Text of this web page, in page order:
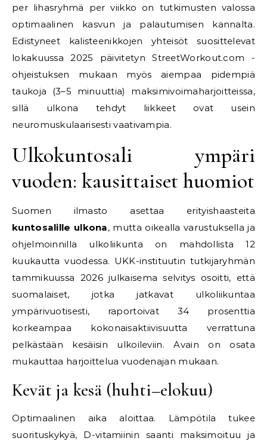
per lihasryhmä per viikko on tutkimusten valossa
optimaalinen kasvun ja palautumisen kannalta.
Edistyneet kalisteenikkojen yhteisöt suosittelevat
lokakuussa 2025 päivitetyn StreetWorkout.com -
ohjeistuksen mukaan myös aiempaa pidempiä
taukoja (3–5 minuuttia) maksimivoimaharjoitteissa,
sillä ulkona tehdyt liikkeet ovat usein
neuromuskulaarisesti vaativampia.
Ulkokuntosali ympäri
vuoden: kausittaiset huomiot
Suomen ilmasto asettaa erityishaasteita
kuntosalille ulkona, mutta oikealla varustuksella ja
ohjelmoinnilla ulkoliikunta on mahdollista 12
kuukautta vuodessa. UKK-instituutin tutkijaryhmän
tammikuussa 2026 julkaisema selvitys osoitti, että
suomalaiset, jotka jatkavat ulkoliikuntaa
ympärivuotisesti, raportoivat 34 prosenttia
korkeampaa kokonaisaktiivisuutta verrattuna
pelkästään kesäisin ulkoileviin. Avain on osata
mukauttaa harjoittelua vuodenajan mukaan.
Kevät ja kesä (huhti–elokuu)
Optimaalinen aika aloittaa. Lämpötila tukee
suorituskykyä, D-vitamiinin saanti maksimoituu ja